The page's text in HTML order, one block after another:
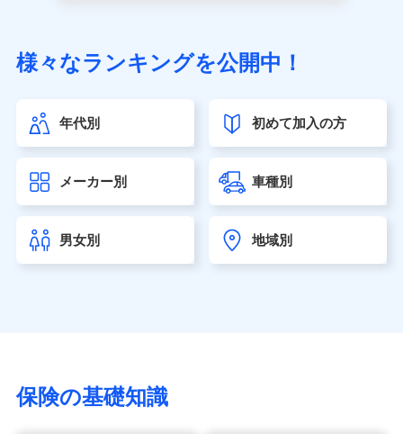
（https://www.sonylife.co.jp）
第一ネオ生命保険株式会社（https://neofirst.co.jp/）
大樹生命保険株式会社（https://www.taiju-life.co.jp）
seimei.co.jp）
チューリッヒ生命保険株式会社
東京海上日動あんしん生命保険株式会社
（https://www.tmn-anshin.co.jp/）
マニュライフ生命保険株式会社
（https://www.manulife.co.jp/）
様々なランキングを公開中！
年代別 初めて加入の方
メーカー別 車種別
男女別 地域別
保険の基礎知識